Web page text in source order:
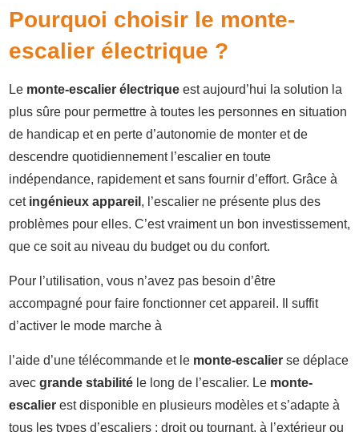
Pourquoi choisir le monte-
escalier électrique ?
Le monte-escalier électrique est aujourd’hui la solution la
plus sûre pour permettre à toutes les personnes en situation
de handicap et en perte d’autonomie de monter et de
descendre quotidiennement l’escalier en toute
indépendance, rapidement et sans fournir d’effort. Grâce à
cet ingénieux appareil , l’escalier ne présente plus des
problèmes pour elles. C’est vraiment un bon investissement,
que ce soit au niveau du budget ou du confort.
Pour l’utilisation, vous n’avez pas besoin d’être
accompagné pour faire fonctionner cet appareil. Il suffit
d’activer le mode marche à
l’aide d’une télécommande et le monte-escalier se déplace
avec grande stabilité le long de l’escalier. Le monte-
escalier est disponible en plusieurs modèles et s’adapte à
tous les types d’escaliers : droit ou tournant, à l’extérieur ou